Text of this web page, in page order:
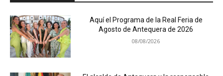
Aquí el Programa de la Real Feria de
Agosto de Antequera de 2026
08/08/2026